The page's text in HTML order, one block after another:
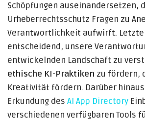
Schöpfungen auseinandersetzen,
Urheberrechtsschutz Fragen zu
Verantwortlichkeit aufwirft.
entscheidend, unsere
entwickelnden Landschaft zu
ethische KI-Praktiken zu fördern,
Kreativität fördern. Darüber
Erkundung des AI App Directory
verschiedenen verfügbaren Tools